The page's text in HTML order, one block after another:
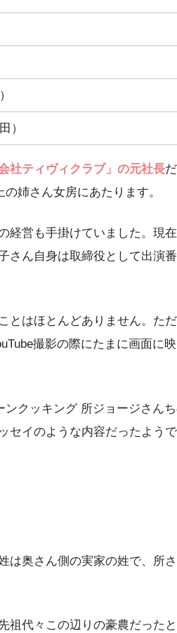
）
社ティヴィクラブ」の元社長
姉さん女房にあたります。
経営も手掛けていました。現
さん自身は取締役として出演
はほとんどありません。ただ
撮影の際にたまに画面に
ンクッキング 所ジョージさん
セイのような内容だったようで
は奥さん側の実家の姓で、所
祖代々この辺りの豪農だった